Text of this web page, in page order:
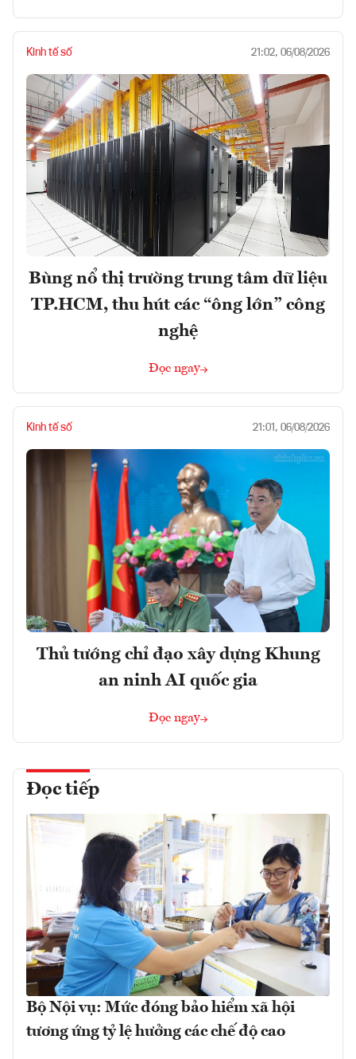
Kinh tế số 21:02, 06/08/2026
Bùng nổ thị trường trung tâm dữ liệu
TP.HCM, thu hút các “ông lớn” công
nghệ
Đọc ngay
Kinh tế số 21:01, 06/08/2026
Thủ tướng chỉ đạo xây dựng Khung
an ninh AI quốc gia
Đọc ngay
Đọc tiếp
Bộ Nội vụ: Mức đóng bảo hiểm xã hội
tương ứng tỷ lệ hưởng các chế độ cao